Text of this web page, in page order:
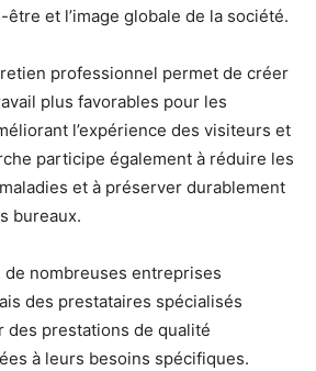
et l’image globale de la société.
professionnel permet de créer
plus favorables pour les
l’expérience des visiteurs et
participe également à réduire les
et à préserver durablement
bureaux.
de nombreuses entreprises
des prestataires spécialisés
des prestations de qualité
à leurs besoins spécifiques.